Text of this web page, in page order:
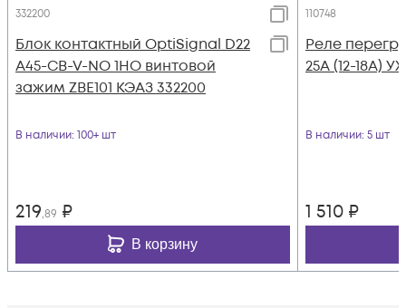
332200
Блок контактный OptiSignal D22
A45-CB-V-NO 1НО винтовой
зажим ZBE101 КЭАЗ 332200
В наличии: 100+ шт
219,89 ₽
В корзину
110748
Реле
25А (12-18А)
В наличии: 5 шт
1 510 ₽